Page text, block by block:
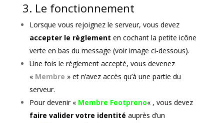
3. Le fonctionnement
Lorsque vous rejoignez le serveur, vous devez
accepter le règlement en cochant la petite icône
verte en bas du message (voir image ci-dessous).
Une fois le règlement accepté, vous devenez
« Membre » et n’avez accès qu’à une partie du
serveur.
Pour devenir « Membre Footprono« , vous devez
faire valider votre identité auprès d’un